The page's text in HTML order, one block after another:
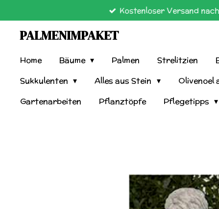
springen
Kostenloser Versand
PALMENIMPAKET
Home Bäume Palmen Strelitzien
Sukkulenten
Alles aus Stein Olivenoel
Gartenarbeiten
Pflanztöpfe Pflegetipps